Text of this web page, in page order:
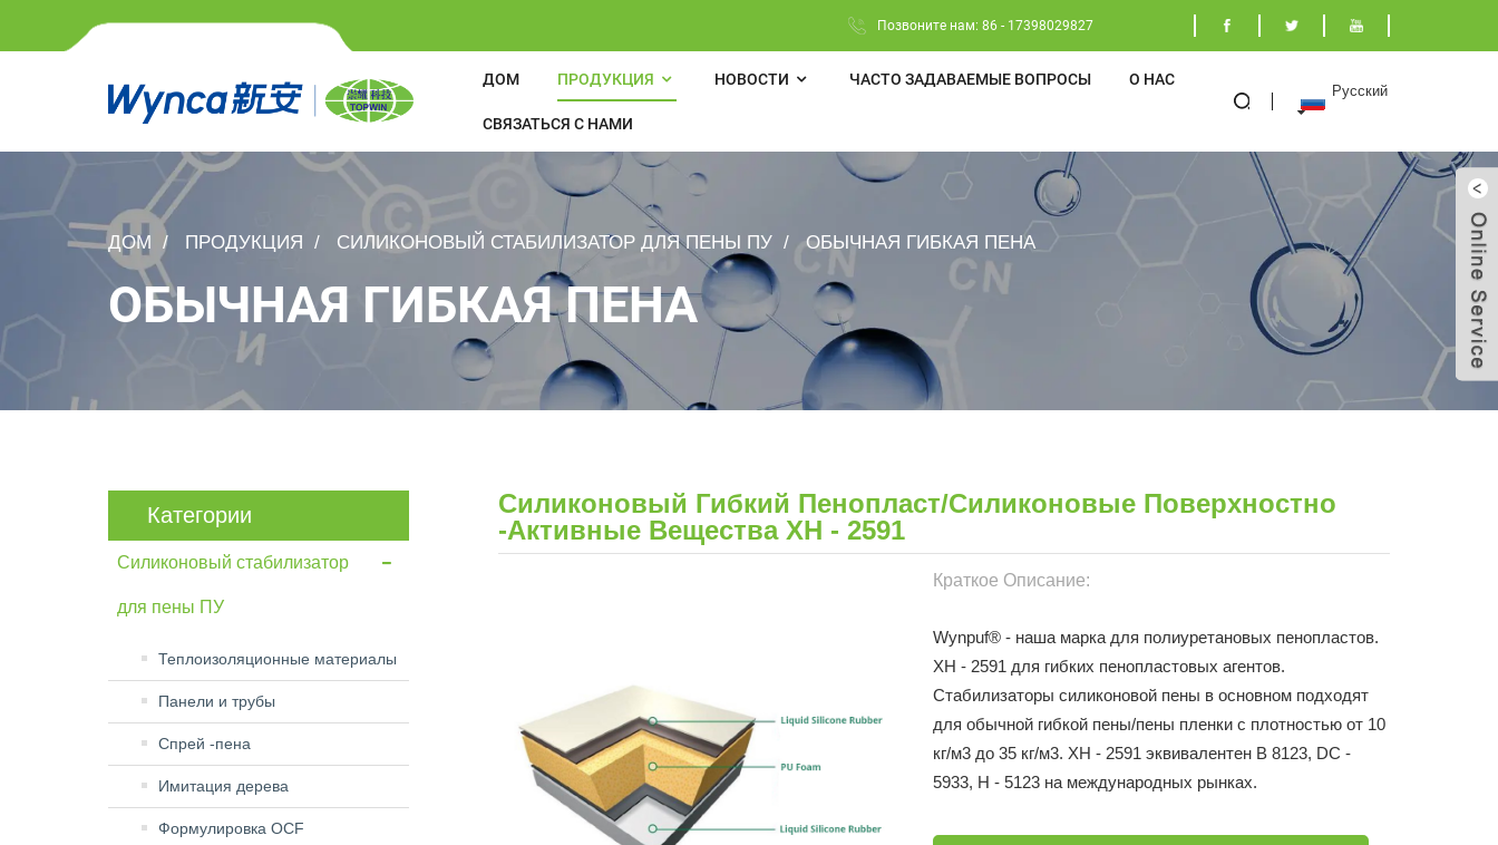
Позвоните нам: 86 - 17398029827
ДОМ ПРОДУКЦИЯ НОВОСТИ ЧАСТО ЗАДАВАЕМЫЕ ВОПРОСЫ О НАС
СВЯЗАТЬСЯ С НАМИ
Русский
ДОМ ПРОДУКЦИЯ СИЛИКОНОВЫЙ СТАБИЛИЗАТОР ДЛЯ ПЕНЫ ПУ ОБЫЧНАЯ ГИБКАЯ ПЕНА
ОБЫЧНАЯ ГИБКАЯ ПЕНА
Категории
Силиконовый стабилизатор
для пены ПУ
Теплоизоляционные материалы
Панели и трубы
Спрей -пена
Имитация дерева
Формулировка OCF
Силиконовый Гибкий Пенопласт/силиконовые Поверхностно
-активные Вещества XH - 2591
Краткое Описание:
Wynpuf® - наша марка для полиуретановых пенопластов.
XH - 2591 для гибких пенопластовых агентов.
Стабилизаторы силиконовой пены в основном подходят
для обычной гибкой пены/пены пленки с плотностью от 10
кг/м3 до 35 кг/м3. XH - 2591 эквивалентен B 8123, DC -
5933, H - 5123 на международных рынках.